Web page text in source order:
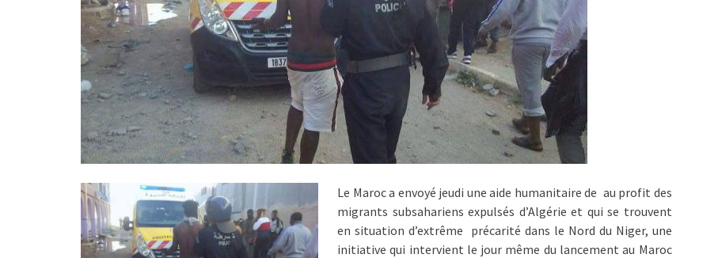
Le Maroc a envoyé jeudi une aide humanitaire de au profit des
migrants subsahariens expulsés d’Algérie et qui se trouvent
en situation d’extrême précarité dans le Nord du Niger, une
initiative qui intervient le jour même du lancement au Maroc